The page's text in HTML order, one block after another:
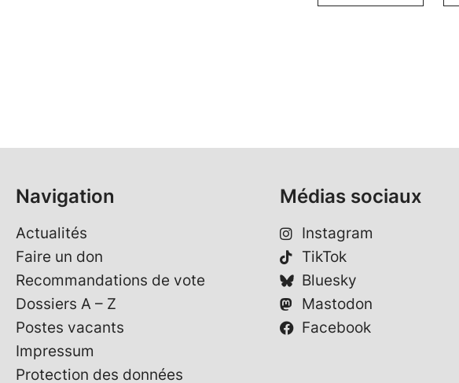
Navigation
Actualités
Faire un don
Recommandations de vote
Dossiers A – Z
Postes vacants
Impressum
Protection des données
Médias sociaux
Instagram
TikTok
Bluesky
Mastodon
Facebook